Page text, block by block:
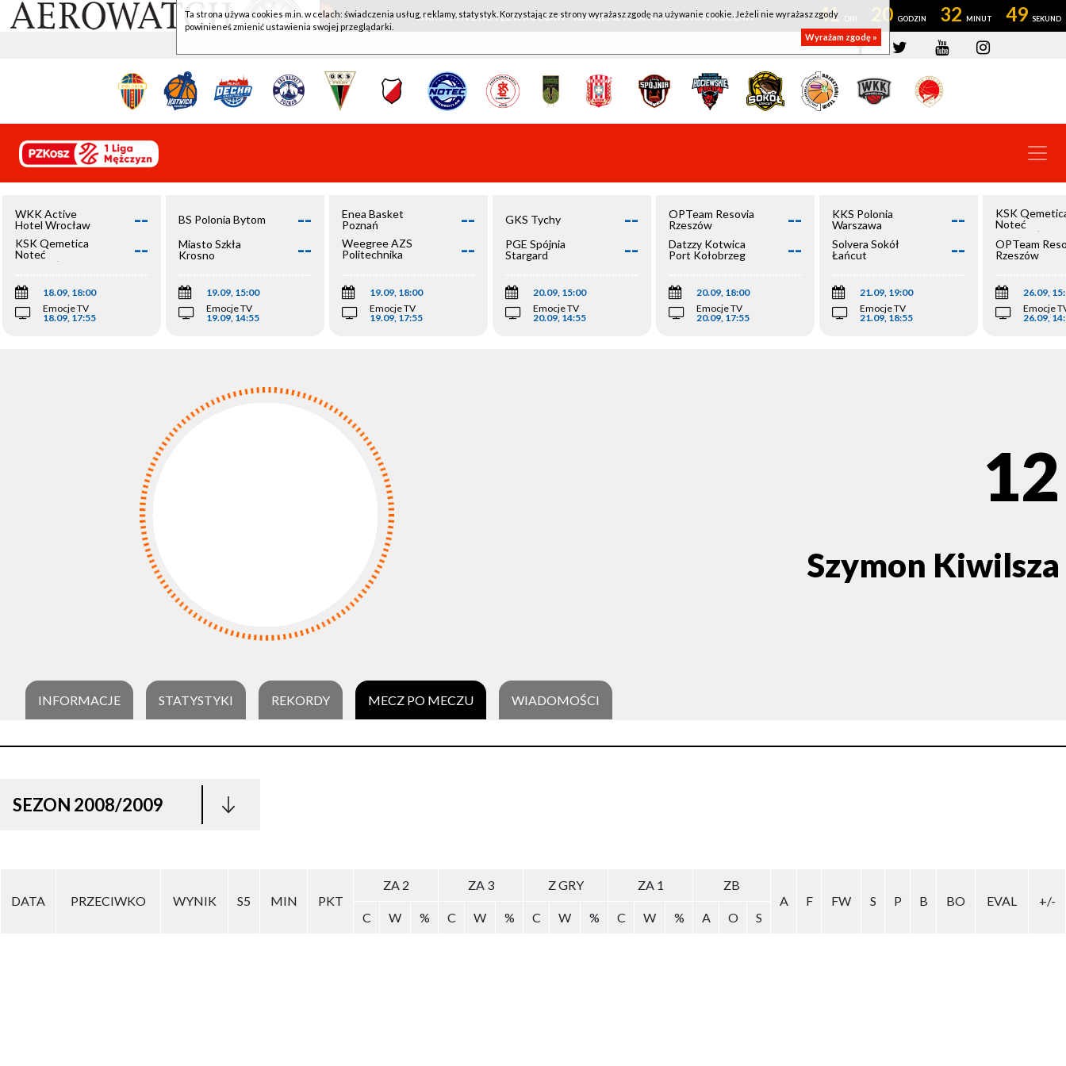
WKK ACTIVE HOTEL WROCŁAW - KSK QEMETICA NOTEĆ INOWROCŁAW 41 20 32 49
WKK Active
Hotel Wrocław
--
KSK Qemetica
Noteć
Inowrocław
--
18.09, 18:00
Emocje TV
18.09, 17:55
BS Polonia Bytom --
Miasto Szkła
Krosno
--
19.09, 15:00
Emocje TV
19.09, 14:55
Enea Basket
Poznań
--
Weegree AZS
Politechnika
--
19.09, 18:00
Emocje TV
19.09, 17:55
GKS Tychy --
PGE Spójnia
Stargard
--
20.09, 15:00
Emocje TV
20.09, 14:55
OPTeam Resovia
Rzeszów
--
Datzzy Kotwica
Port Kołobrzeg
--
20.09, 18:00
Emocje TV
20.09, 17:55
KKS Polonia
Warszawa
--
Solvera Sokół
Łańcut
--
21.09, 19:00
Emocje TV
21.09, 18:55
KSK
Noteć
Inowrocław
OPTeam
Rzeszów
26.09,
Emocje
26.09,
12
Szymon Kiwilsza
INFORMACJE STATYSTYKI REKORDY MECZ PO MECZU WIADOMOŚCI
SEZON 2008/2009
DATA PRZECIWKO WYNIK S5 MIN PKT
ZA 2 ZA 3 Z GRY ZA 1
ZB
A
F FW S P B BO EVAL
+/-
C
W % C W % C W % C W % A O S
Ta strona używa cookies m.in. w celach: świadczenia usług, reklamy, statystyk. Korzystając ze strony wyrażasz zgodę na używanie cookie. Jeżeli nie wyrażasz zgody
powinieneś zmienić ustawienia swojej przeglądarki.
Wyrażam zgodę »